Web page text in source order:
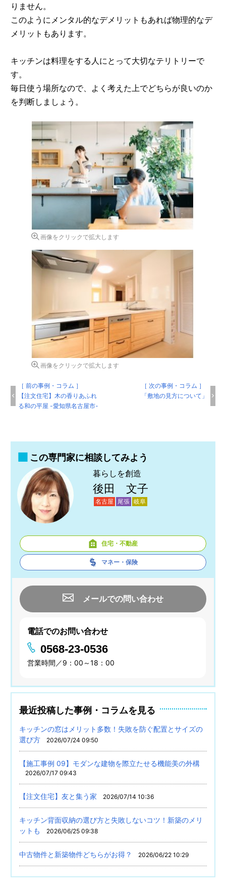
りません。
このようにメンタル的なデメリットもあれば物理的なデ
メリットもあります。
キッチンは料理をする人にとって大切なテリトリーで
す。
毎日使う場所なので、よく考えた上でどちらが良いのか
を判断しましょう。
画像をクリックで拡大します
画像をクリックで拡大します
［ 前の事例・コラム ］
【注文住宅】木の香りあふれ
る和の平屋 -愛知県名古屋市-
［ 次の事例・コラム ］
「敷地の見方について」
この専門家に相談してみよう
暮らしを創造
後田 文子
名古屋 尾張 岐阜
住宅・不動産
マネー・保険
メールでの問い合わせ
電話でのお問い合わせ
0568-23-0536
営業時間／9：00～18：00
最近投稿した事例・コラムを見る
キッチンの窓はメリット多数！失敗を防ぐ配置とサイズの
選び方
2026/07/24 09:50
【施工事例 09】モダンな建物を際立たせる機能美の外構
2026/07/17 09:43
【注文住宅】友と集う家 2026/07/14 10:36
キッチン背面収納の選び方と失敗しないコツ！新築のメリ
ットも
2026/06/25 09:38
中古物件と新築物件どちらがお得？ 2026/06/22 10:29